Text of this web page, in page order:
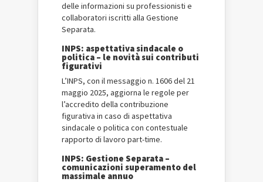
delle informazioni su professionisti e
collaboratori iscritti alla Gestione
Separata.
INPS: aspettativa sindacale o
politica – le novità sui contributi
figurativi
L’INPS, con il messaggio n. 1606 del 21
maggio 2025, aggiorna le regole per
l’accredito della contribuzione
figurativa in caso di aspettativa
sindacale o politica con contestuale
rapporto di lavoro part-time.
INPS: Gestione Separata –
comunicazioni superamento del
massimale annuo